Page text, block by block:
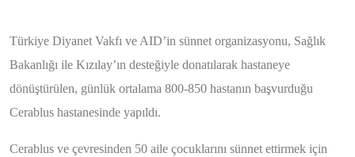
Türkiye Diyanet Vakfı ve AID’in sünnet organizasyonu, Sağlık
Bakanlığı ile Kızılay’ın desteğiyle donatılarak hastaneye
dönüştürülen, günlük ortalama 800-850 hastanın başvurduğu
Cerablus hastanesinde yapıldı.
Cerablus ve çevresinden 50 aile çocuklarını sünnet ettirmek için